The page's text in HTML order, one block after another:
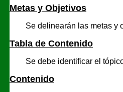
Metas y Objetivos
Se delinearán las metas y
Tabla de Contenido
Se debe identificar el tópico
Contenido